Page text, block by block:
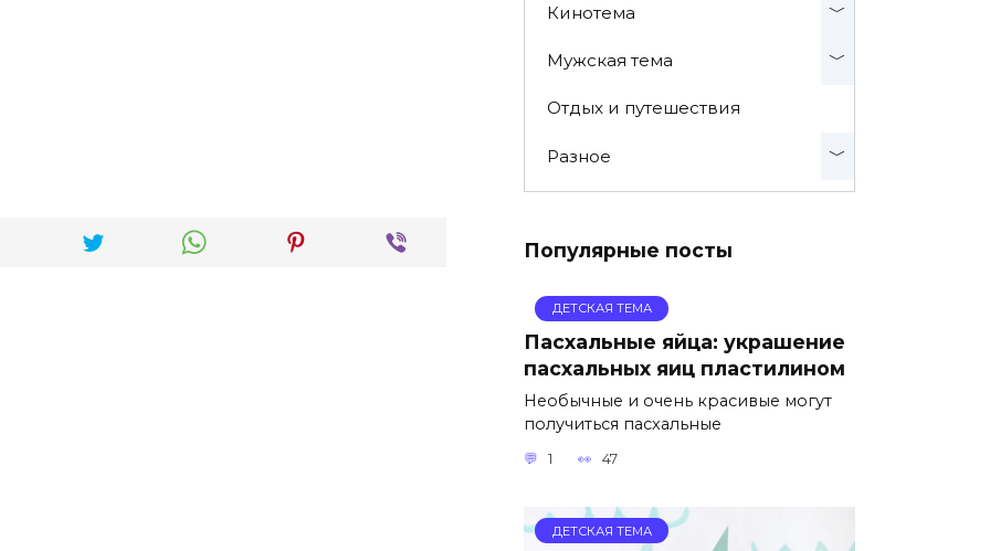
Кинотема
Мужская тема
Отдых и путешествия
Разное
Популярные посты
ДЕТСКАЯ ТЕМА
Пасхальные яйца: украшение
пасхальных яиц пластилином
Необычные и очень красивые могут
получиться пасхальные
1 47
ДЕТСКАЯ ТЕМА